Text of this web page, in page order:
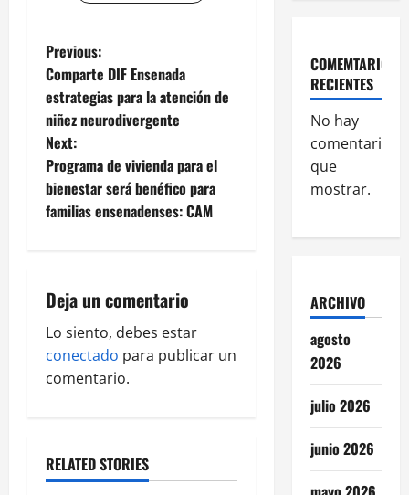
P
o
s
t
n
v
i
g
i
Previous:
Comparte DIF Ensenada
estrategias para la atención de
niñez neurodivergente
Next:
Programa de vivienda para el
bienestar será benéfico para
familias ensenadenses: CAM
Deja un comentario
Lo siento, debes estar
conectado para publicar un
comentario.
RELATED STORIES
COMEMTARIOS
RECIENTES
No hay
comentarios
que
mostrar.
ARCHIVO
agosto
2026
julio 2026
junio 2026